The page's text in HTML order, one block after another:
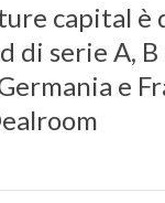
capital è
serie A,
e